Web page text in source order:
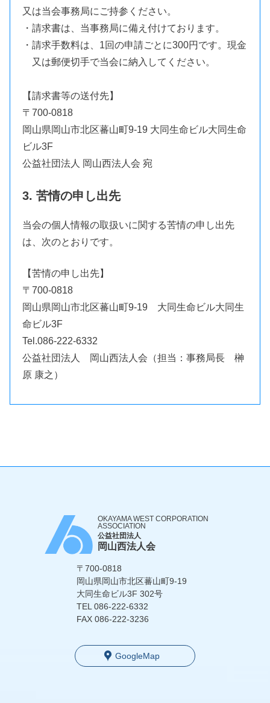
又は当会事務局にご持参ください。
・請求書は、当事務局に備え付けております。
・請求手数料は、1回の申請ごとに300円です。現金
又は郵便切手で当会に納入してください。
【請求書等の送付先】
〒700-0818
岡山県岡山市北区蕃山町9-19 大同生命ビル大同生命
ビル3F
公益社団法人 岡山西法人会 宛
3. 苦情の申し出先
当会の個人情報の取扱いに関する苦情の申し出先
は、次のとおりです。
【苦情の申し出先】
〒700-0818
岡山県岡山市北区蕃山町9-19 大同生命ビル大同生
命ビル3F
Tel.086-222-6332
公益社団法人 岡山西法人会（担当：事務局長 榊
原 康之）
OKAYAMA WEST CORPORATION
ASSOCIATION
公益社団法人
岡山西法人会
〒700-0818
岡山県岡山市北区蕃山町9-19
大同生命ビル3F 302号
TEL 086-222-6332
FAX 086-222-3236
GoogleMap